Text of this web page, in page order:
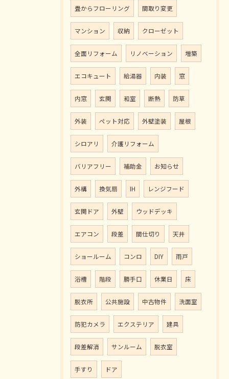
畳からフローリング 間取り変更
マンション 収納 クローゼット
全面リフォーム リノベーション 増築
エコキュート 給湯器 内装 窓
内窓 玄関 和室 断熱 防草
外装 ペット対応 外壁塗装 屋根
シロアリ 介護リフォーム
バリアフリー 補助金 お知らせ
外構 換気扇 IH レンジフード
玄関ドア 外壁 ウッドデッキ
エアコン 段差 間仕切り 天井
ショールーム コンロ DIY 雨戸
浴槽 階段 勝手口 休業日 床
脱衣所 公共施設 中古物件 洗面室
防犯カメラ エクステリア 建具
段差解消 サンルーム 脱衣室
手すり ドア